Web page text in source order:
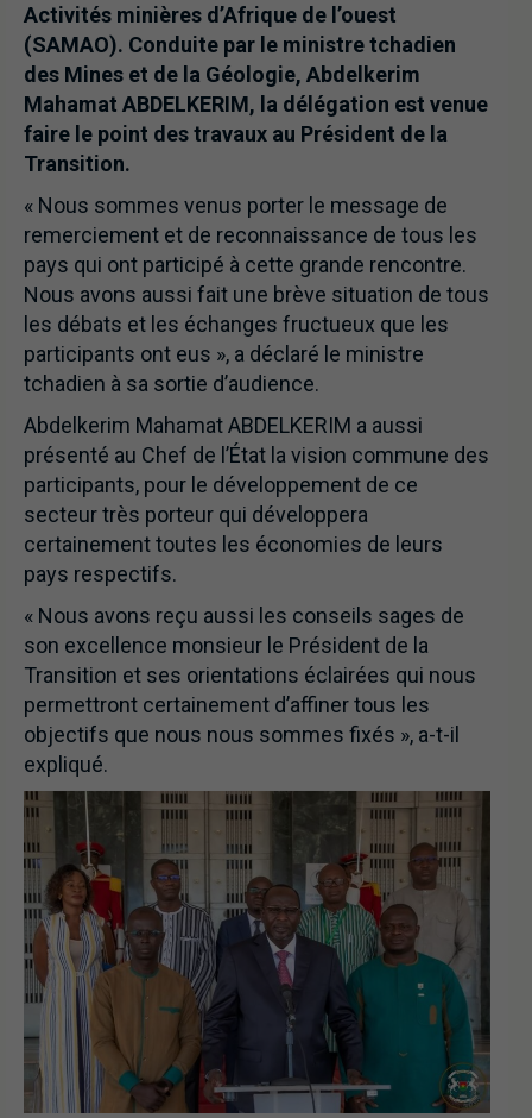
Activités minières d’Afrique de l’ouest
(SAMAO). Conduite par le ministre tchadien
des Mines et de la Géologie, Abdelkerim
Mahamat ABDELKERIM, la délégation est venue
faire le point des travaux au Président de la
Transition.
« Nous sommes venus porter le message de
remerciement et de reconnaissance de tous les
pays qui ont participé à cette grande rencontre.
Nous avons aussi fait une brève situation de tous
les débats et les échanges fructueux que les
participants ont eus », a déclaré le ministre
tchadien à sa sortie d’audience.
Abdelkerim Mahamat ABDELKERIM a aussi
présenté au Chef de l’État la vision commune des
participants, pour le développement de ce
secteur très porteur qui développera
certainement toutes les économies de leurs
pays respectifs.
« Nous avons reçu aussi les conseils sages de
son excellence monsieur le Président de la
Transition et ses orientations éclairées qui nous
permettront certainement d’affiner tous les
objectifs que nous nous sommes fixés », a-t-il
expliqué.